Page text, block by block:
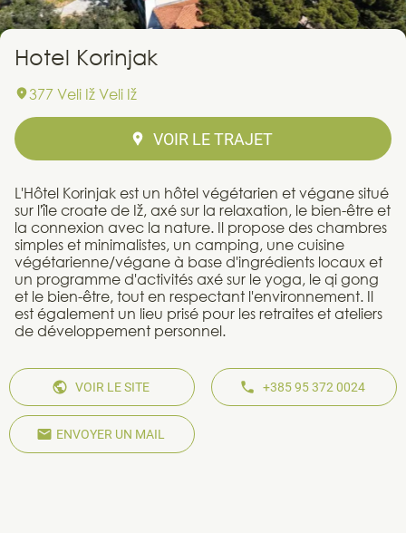
Hotel Korinjak
377 Veli Iž Veli Iž
VOIR LE TRAJET
L'Hôtel Korinjak est un hôtel végétarien et végane situé
sur l'île croate de Iž, axé sur la relaxation, le bien-être et
la connexion avec la nature. Il propose des chambres
simples et minimalistes, un camping, une cuisine
végétarienne/végane à base d'ingrédients locaux et
un programme d'activités axé sur le yoga, le qi gong
et le bien-être, tout en respectant l'environnement. Il
est également un lieu prisé pour les retraites et ateliers
de développement personnel.
VOIR LE SITE +385 95 372 0024
ENVOYER UN MAIL